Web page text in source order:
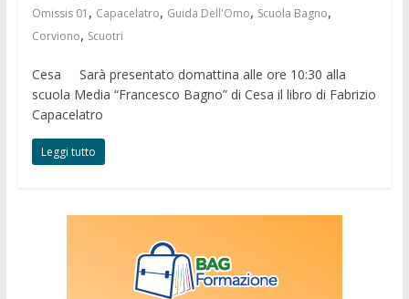
Omissis 01 , Capacelatro, Guida Dell'Omo, Scuola Bagno,
Corviono, Scuotri
Cesa Sarà presentato domattina alle ore 10:30 alla
scuola Media “Francesco Bagno” di Cesa il libro di Fabrizio
Capacelatro
Leggi tutto